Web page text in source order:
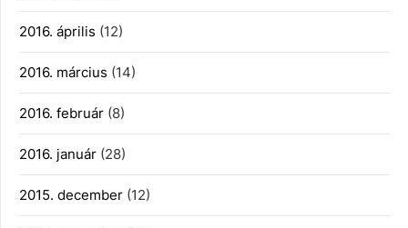
2016. április (12)
2016. március (14)
2016. február (8)
2016. január (28)
2015. december (12)